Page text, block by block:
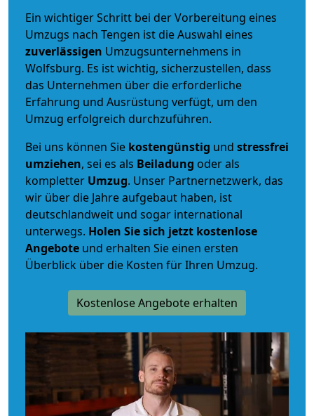
Ein wichtiger Schritt bei der Vorbereitung eines
Umzugs nach Tengen ist die Auswahl eines
zuverlässigen Umzugsunternehmens in
Wolfsburg. Es ist wichtig, sicherzustellen, dass
das Unternehmen über die erforderliche
Erfahrung und Ausrüstung verfügt, um den
Umzug erfolgreich durchzuführen.
Bei uns können Sie kostengünstig und stressfrei
umziehen, sei es als Beiladung oder als
kompletter Umzug. Unser Partnernetzwerk, das
wir über die Jahre aufgebaut haben, ist
deutschlandweit und sogar international
unterwegs. Holen Sie sich jetzt kostenlose
Angebote und erhalten Sie einen ersten
Überblick über die Kosten für Ihren Umzug.
Kostenlose Angebote erhalten